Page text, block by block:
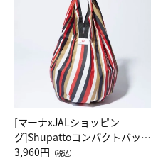
[マーナxJALショッピン
グ]Shupattoコンパクトバッグ
Drop JAL客室乗務員（LC）ス
3,960円 （税込）